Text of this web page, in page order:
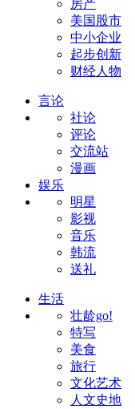
房产
美国股市
中小企业
起步创新
财经人物
言论
社论
评论
交流站
漫画
娱乐
明星
影视
音乐
韩流
送礼
生活
壮龄go!
特写
美食
旅行
文化艺术
人文史地